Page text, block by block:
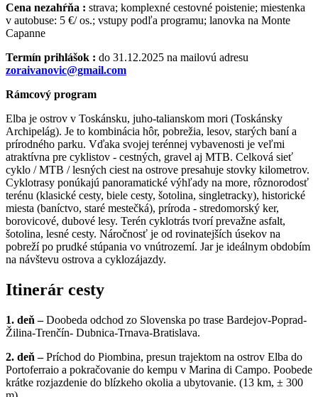
Cena nezahŕňa : strava; komplexné cestovné poistenie; miestenka
v autobuse: 5 €/ os.; vstupy podľa programu; lanovka na Monte
Capanne
Termín prihlášok : do 31.12.2025 na mailovú adresu
zoraivanovic@gmail.com
Rámcový program
Elba je ostrov v Toskánsku, juho-talianskom mori (Toskánsky
Archipelág). Je to kombinácia hôr, pobrežia, lesov, starých baní a
prírodného parku. Vďaka svojej terénnej vybavenosti je veľmi
atraktívna pre cyklistov - cestných, gravel aj MTB. Celková sieť
cyklo / MTB / lesných ciest na ostrove presahuje stovky kilometrov.
Cyklotrasy ponúkajú panoramatické výhľady na more, rôznorodosť
terénu (klasické cesty, biele cesty, šotolina, singletracky), historické
miesta (baníctvo, staré mestečká), príroda - stredomorský ker,
borovicové, dubové lesy. Terén cyklotrás tvorí prevažne asfalt,
šotolina, lesné cesty. Náročnosť je od rovinatejších úsekov na
pobreží po prudké stúpania vo vnútrozemí. Jar je ideálnym obdobím
na návštevu ostrova a cyklozájazdy.
Itinerár cesty
1. deň –Doobeda odchod zo Slovenska po trase Bardejov-Poprad-
Žilina-Trenčín- Dubnica-Trnava-Bratislava.
2. deň –Príchod do Piombina, presun trajektom na ostrov Elba do
Portoferraio a pokračovanie do kempu v Marina di Campo. Poobede
krátke rozjazdenie do blízkeho okolia a ubytovanie. (13 km, ± 300